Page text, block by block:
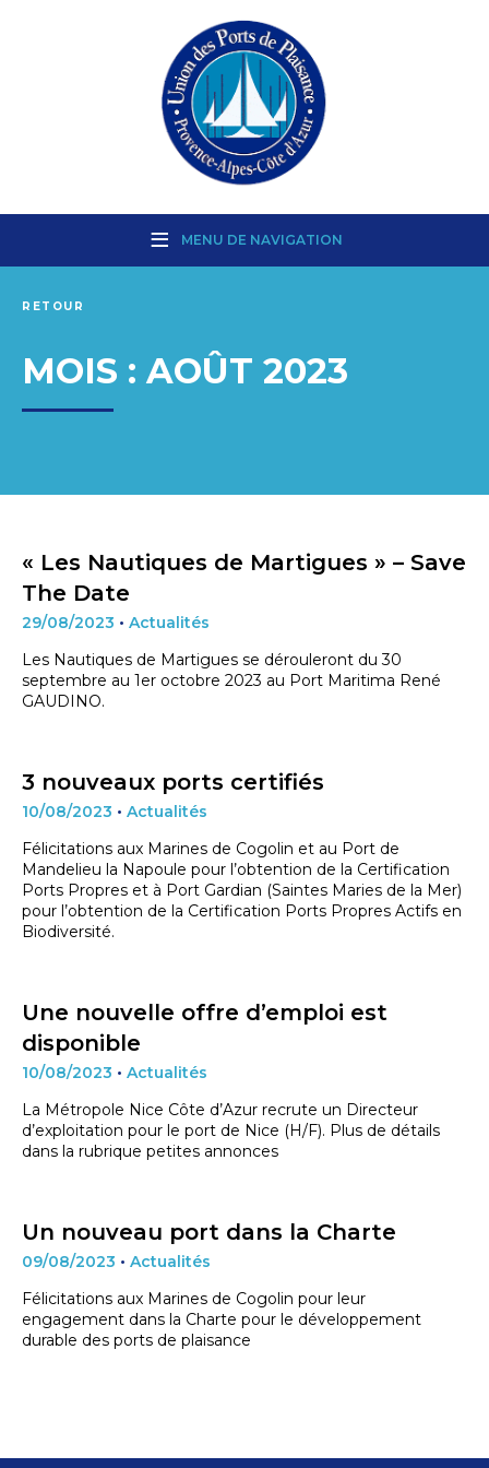
MENU DE NAVIGATION
RETOUR
MOIS : AOÛT 2023
« Les Nautiques de Martigues » – Save
The Date
29/08/2023 • Actualités
Les Nautiques de Martigues se dérouleront du 30
septembre au 1er octobre 2023 au Port Maritima René
GAUDINO.
3 nouveaux ports certifiés
10/08/2023 • Actualités
Félicitations aux Marines de Cogolin et au Port de
Mandelieu la Napoule pour l’obtention de la Certification
Ports Propres et à Port Gardian (Saintes Maries de la Mer)
pour l’obtention de la Certification Ports Propres Actifs en
Biodiversité.
Une nouvelle offre d’emploi est
disponible
10/08/2023 • Actualités
La Métropole Nice Côte d’Azur recrute un Directeur
d’exploitation pour le port de Nice (H/F). Plus de détails
dans la rubrique petites annonces
Un nouveau port dans la Charte
09/08/2023 • Actualités
Félicitations aux Marines de Cogolin pour leur
engagement dans la Charte pour le développement
durable des ports de plaisance